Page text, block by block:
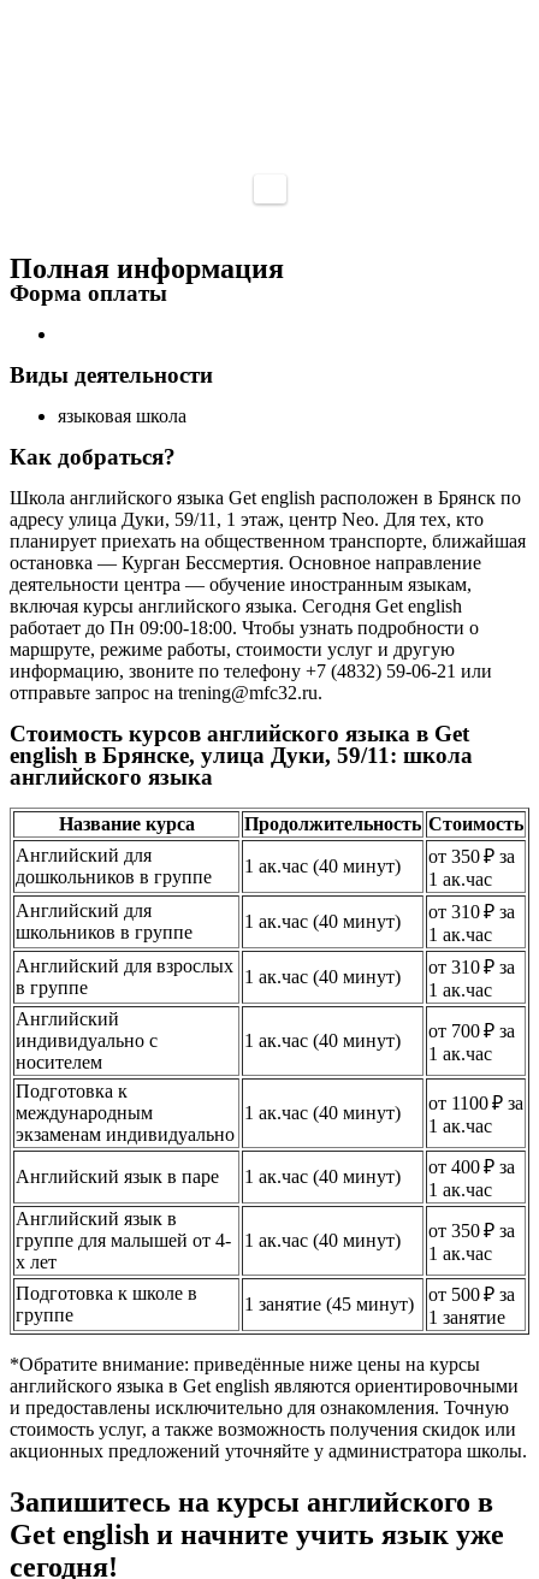
Полная информация
Форма оплаты
Виды деятельности
языковая школа
Как добраться?
Школа английского языка Get english расположен в Брянск по
адресу улица Дуки, 59/11, 1 этаж, центр Neo. Для тех, кто
планирует приехать на общественном транспорте, ближайшая
остановка — Курган Бессмертия. Основное направление
деятельности центра — обучение иностранным языкам,
включая курсы английского языка. Сегодня Get english
работает до Пн 09:00-18:00. Чтобы узнать подробности о
маршруте, режиме работы, стоимости услуг и другую
информацию, звоните по телефону +7 (4832) 59-06-21 или
отправьте запрос на trening@mfc32.ru.
Стоимость курсов английского языка в Get
english в Брянске, улица Дуки, 59/11: школа
английского языка
Название курса Продолжительность Стоимость
Английский для
дошкольников в группе
1 ак.час (40 минут)
от 350 ₽ за
1 ак.час
Английский для
школьников в группе
1 ак.час (40 минут)
от 310 ₽ за
1 ак.час
Английский для взрослых
в группе
1 ак.час (40 минут)
от 310 ₽ за
1 ак.час
Английский
индивидуально с
носителем
1 ак.час (40 минут)
от 700 ₽ за
1 ак.час
Подготовка к
международным
экзаменам индивидуально
1 ак.час (40 минут)
от 1100 ₽ за
1 ак.час
Английский язык в паре 1 ак.час (40 минут)
от 400 ₽ за
1 ак.час
Английский язык в
группе для малышей от 4-
х лет
1 ак.час (40 минут)
от 350 ₽ за
1 ак.час
Подготовка к школе в
группе
1 занятие (45 минут)
от 500 ₽ за
1 занятие
*Обратите внимание: приведённые ниже цены на курсы
английского языка в Get english являются ориентировочными
и предоставлены исключительно для ознакомления. Точную
стоимость услуг, а также возможность получения скидок или
акционных предложений уточняйте у администратора школы.
Запишитесь на курсы английского в
Get english и начните учить язык уже
сегодня!